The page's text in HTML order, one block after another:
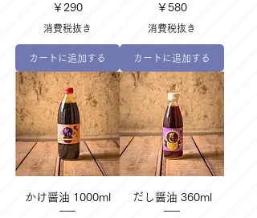
価格
￥290
消費税抜き
カートに追加する
価格
￥580
消費税抜き
カートに追加する
かけ醤油 1000ml だし醤油 360ml